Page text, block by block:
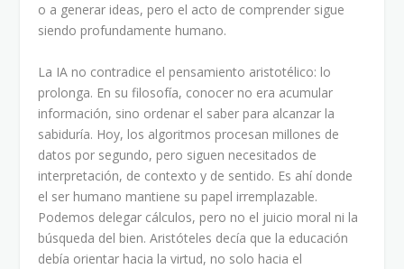
o a generar ideas, pero el acto de comprender sigue
siendo profundamente humano.
La IA no contradice el pensamiento aristotélico: lo
prolonga. En su filosofía, conocer no era acumular
información, sino ordenar el saber para alcanzar la
sabiduría. Hoy, los algoritmos procesan millones de
datos por segundo, pero siguen necesitados de
interpretación, de contexto y de sentido. Es ahí donde
el ser humano mantiene su papel irremplazable.
Podemos delegar cálculos, pero no el juicio moral ni la
búsqueda del bien. Aristóteles decía que la educación
debía orientar hacia la virtud, no solo hacia el